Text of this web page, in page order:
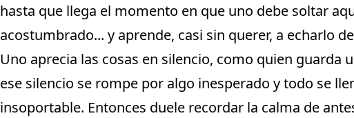
hasta que llega el momento en que uno debe soltar
acostumbrado... y aprende, casi sin querer, a echarlo
Uno aprecia las cosas en silencio, como quien guarda
ese silencio se rompe por algo inesperado y todo se
insoportable. Entonces duele recordar la calma de